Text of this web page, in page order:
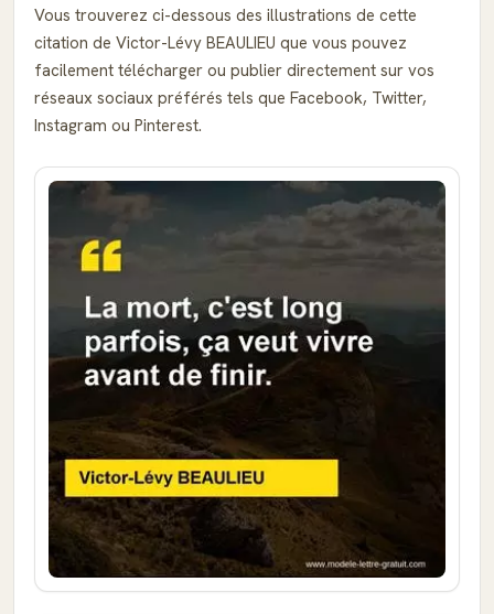
Vous trouverez ci-dessous des illustrations de cette
citation de Victor-Lévy BEAULIEU que vous pouvez
facilement télécharger ou publier directement sur vos
réseaux sociaux préférés tels que Facebook, Twitter,
Instagram ou Pinterest.